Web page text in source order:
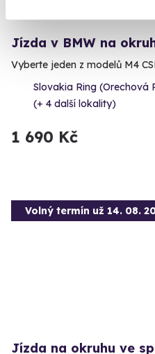
Jízda v BMW na
Vyberte jeden z modelů M4
Slovakia Ring (Orechová
(+ 4 další lokality)
1 690 Kč
Volný termín už 14. 08.
Jízda na okruhu ve